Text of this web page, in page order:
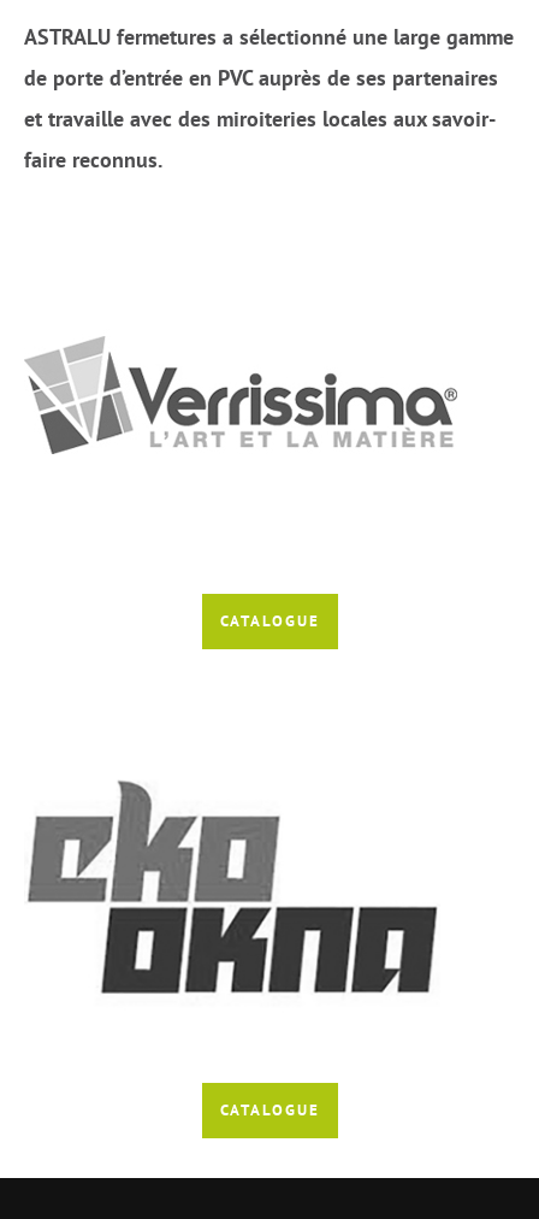
ASTRALU fermetures a sélectionné une large gamme
de ported’entréeen PVC auprès de ses partenaires
et travaille avec des miroiteries locales aux savoir-
faire reconnus.
CATALOGUE
CATALOGUE